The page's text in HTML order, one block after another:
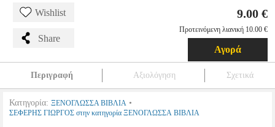
Wishlist
Share
9.00 €
Προτεινόμενη λιανική 10.00 €
Αγορά
Περιγραφή Αξιολόγηση Σχετικά
Κατηγορία: ΞΕΝΟΓΛΩΣΣΑ ΒΙΒΛΙΑ •
ΣΕΦΕΡΗΣ ΓΙΩΡΓΟΣ στην κατηγορία ΞΕΝΟΓΛΩΣΣΑ ΒΙΒΛΙΑ